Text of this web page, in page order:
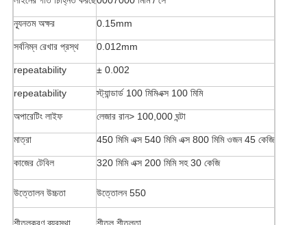
ন্যূনতম অক্ষর 0.15mm
সর্বনিম্ন রেখার প্রস্থ 0.012mm
repeatability ± 0.002
repeatability স্ট্যান্ডার্ড 100 মিমিএক্স 100 মিমি
অপারেটিং লাইফ লেজার রান> 100,000 ঘন্টা
মাত্রা 450 মিমি এক্স 540 মিমি এক্স 800 মিমি ওজন 45 কেজি
কাজের টেবিল 320 মিমি এক্স 200 মিমি সহ 30 কেজি
উত্তোলন উচ্চতা উত্তোলন 550